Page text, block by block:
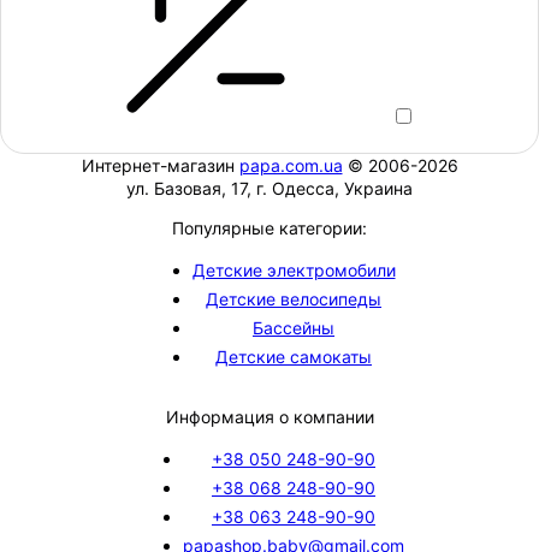
Интернет-магазин papa.com.ua © 2006-2026
ул. Базовая, 17, г. Одесса, Украина
Популярные категории:
Детские электромобили
Детские велосипеды
Бассейны
Детские самокаты
Информация о компании
+38 050 248-90-90
+38 068 248-90-90
+38 063 248-90-90
papashop.baby@gmail.com